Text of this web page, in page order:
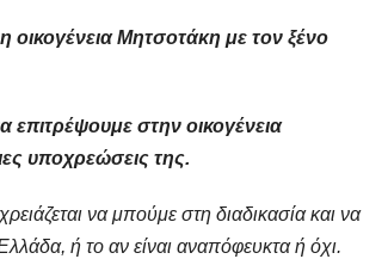
οικογένεια Μητσοτάκη με τον ξένο
επιτρέψουμε στην οικογένεια
υποχρεώσεις της.
να μπούμε στη διαδικασία και να
ή το αν είναι αναπόφευκτα ή όχι.